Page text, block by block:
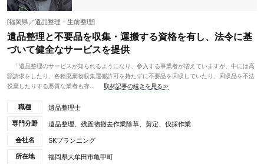
[福岡県／遺品整理・生前整理]
遺品整理と不要品を収集・運搬する資格を有し、法令に基
づいて健全なサービスを提供
「遺品整理のサービスが知られるようになり、参入する事業者が増えていますが、中には高
額請求をしたり、各種廃棄物収集運搬許可を持たずに不要品を回収していたり、回収品を不法
投棄したりする悪質な業者も存...
取材記事の続きを見る≫
職種 遺品整理士
専門分野 遺品整理、残置物撤去作業除草、剪定、伐採作業
会社名 SKプランニング
所在地 福岡県大牟田市亀甲町